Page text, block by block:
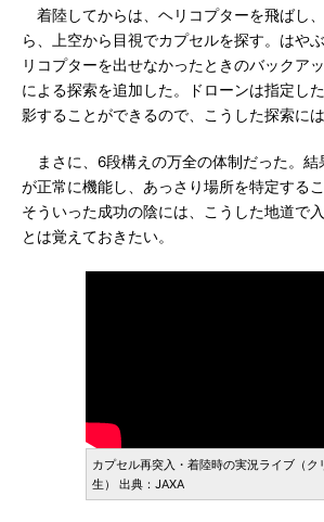
着陸してからは、ヘリコプターを飛ばし
ら、上空から目視でカプセルを探す。はや
リコプターを出せなかったときのバックア
による探索を追加した。ドローンは指定し
影することができるので、こうした探索には
まさに、6段構えの万全の体制だった。結
が正常に機能し、あっさり場所を特定する
そういった成功の陰には、こうした地道で
とは覚えておきたい。
カプセル再突入・着陸時の実況ライブ（ク
生） 出典：JAXA